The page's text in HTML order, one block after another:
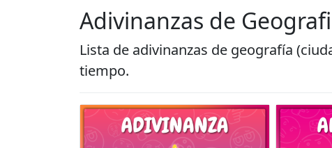
Adivinanzas de
Lista de adivinanzas de geografía
tiempo.